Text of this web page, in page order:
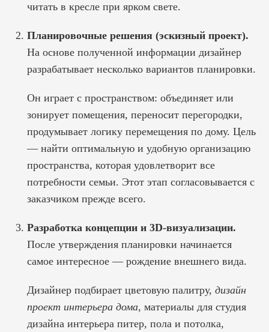
читать в кресле при ярком свете.
Планировочные решения (эскизный проект).
На основе полученной информации дизайнер
разрабатывает несколько вариантов планировки.
Он играет с пространством: объединяет или
зонирует помещения, переносит перегородки,
продумывает логику перемещения по дому. Цель
— найти оптимальную и удобную организацию
пространства, которая удовлетворит все
потребности семьи. Этот этап согласовывается с
заказчиком прежде всего.
Разработка концепции и 3D-визуализации.
После утверждения планировки начинается
самое интересное — рождение внешнего вида.
Дизайнер подбирает цветовую палитру, дизайн
проект интерьера дома, материалы для студия
дизайна интерьера питер, пола и потолка,